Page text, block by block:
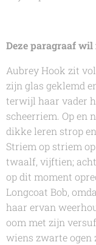
Deze paragraaf
Aubrey Hook zit
zijn glas geklemd
terwijl haar vader
scheerriem. Op en
dikke leren strop
Striem op striem
twaalf, vijftien;
op dit moment
Longcoat Bob,
haar ervan
oom met zijn
wiens zwarte ogen